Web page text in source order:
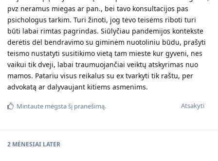
pvz neramus miegas ar pan., bei tavo konsultacijos pas
psichologus tarkim. Turi žinoti, jog tėvo teisėms riboti turi
būti labai rimtas pagrindas. Siūlyčiau pandemijos kontekste
derėtis dėl bendravimo su giminėm nuotoliniu būdu, prašyti
teismo nustatyti susitikimo vietą tam mieste kur gyveni, nes
vaikui tik dveji, labai traumuojančiai veiktų atskyrimas nuo
mamos. Patariu visus reikalus su ex tvarkyti tik raštu, per
advokatą ar dalyvaujant kitiems asmenims.
Atsakyti
Mintaute mėgsta šį pranešimą.
2 MĖNESIAI LATER